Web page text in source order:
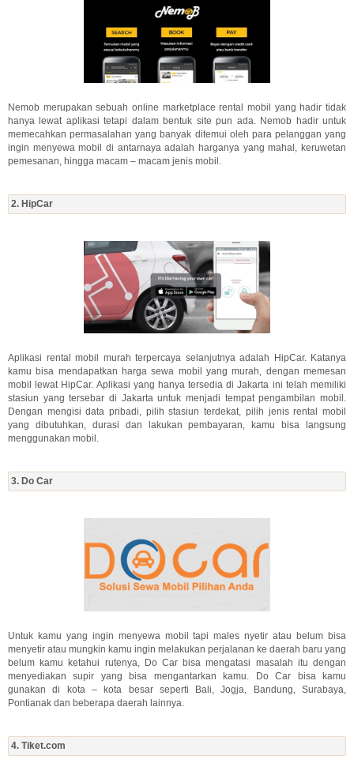
Nemob merupakan sebuah online marketplace rental mobil yang hadir tidak
hanya lewat aplikasi tetapi dalam bentuk site pun ada. Nemob hadir untuk
memecahkan permasalahan yang banyak ditemui oleh para pelanggan yang
ingin menyewa mobil di antarnaya adalah harganya yang mahal, keruwetan
pemesanan, hingga macam – macam jenis mobil.
2. HipCar
Aplikasi rental mobil murah terpercaya selanjutnya adalah HipCar. Katanya
kamu bisa mendapatkan harga sewa mobil yang murah, dengan memesan
mobil lewat HipCar. Aplikasi yang hanya tersedia di Jakarta ini telah memiliki
stasiun yang tersebar di Jakarta untuk menjadi tempat pengambilan mobil.
Dengan mengisi data pribadi, pilih stasiun terdekat, pilih jenis rental mobil
yang dibutuhkan, durasi dan lakukan pembayaran, kamu bisa langsung
menggunakan mobil.
3. Do Car
Untuk kamu yang ingin menyewa mobil tapi males nyetir atau belum bisa
menyetir atau mungkin kamu ingin melakukan perjalanan ke daerah baru yang
belum kamu ketahui rutenya, Do Car bisa mengatasi masalah itu dengan
menyediakan supir yang bisa mengantarkan kamu. Do Car bisa kamu
gunakan di kota – kota besar seperti Bali, Jogja, Bandung, Surabaya,
Pontianak dan beberapa daerah lainnya.
4. Tiket.com